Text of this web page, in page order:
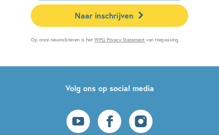
Naar inschrijven
Op onze nieuwsbrieven is hetWPG Privacy Statement van toepassing.
Volg ons op social media